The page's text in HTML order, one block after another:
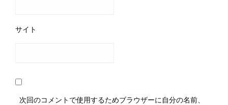
サイト
次回のコメントで使用するためブラウザーに自分の名前、